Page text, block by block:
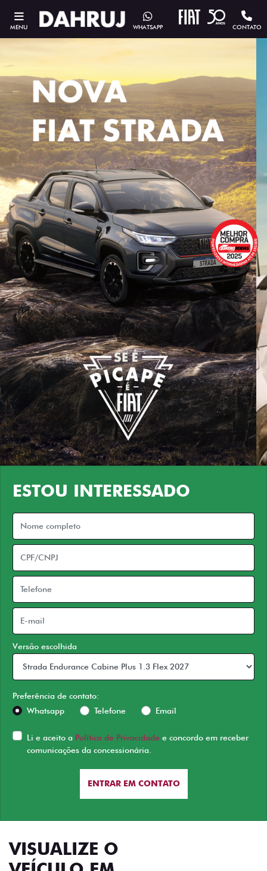
MENU CONTATO
WHATSAPP
ESTOU INTERESSADO
Versão escolhida
Preferência de contato:
Whatsapp
Telefone Email
Li e aceito a Política de Privacidade e concordo em receber
comunicações da concessionária.
ENTRAR EM CONTATO
VISUALIZE O